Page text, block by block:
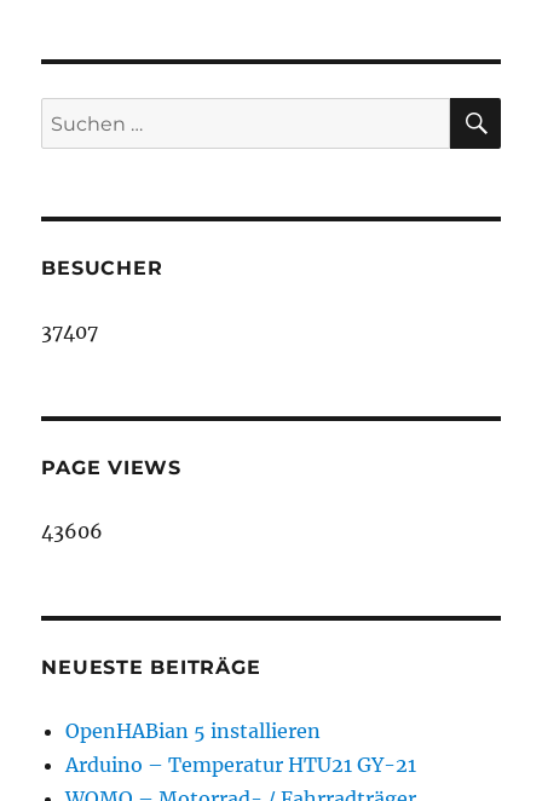
Suche
nach:
BESUCHER
37407
PAGE VIEWS
43606
NEUESTE BEITRÄGE
OpenHABian 5 installieren
Arduino – Temperatur HTU21 GY-21